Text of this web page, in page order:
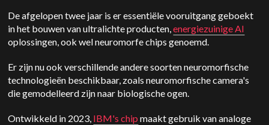
De afgelopen twee jaar is er essentiële vooruitgang geboekt
in het bouwen van ultralichte producten,energiezuinige AI
oplossingen, ook wel neuromorfe chips genoemd.
Er zijn nu ook verschillende andere soorten neuromorfische
technologieën beschikbaar, zoals neuromorfische camera's
die gemodelleerd zijn naar biologische ogen.
Ontwikkeld in 2023, IBM's chip maakt gebruik van analoge